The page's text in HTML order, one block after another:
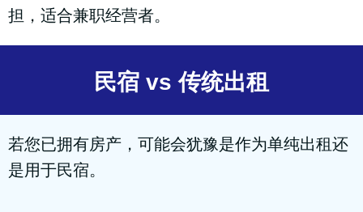
担，适合兼职经营者。
民宿 vs 传统出租
若您已拥有房产，可能会犹豫是作为单纯出租还
是用于民宿。